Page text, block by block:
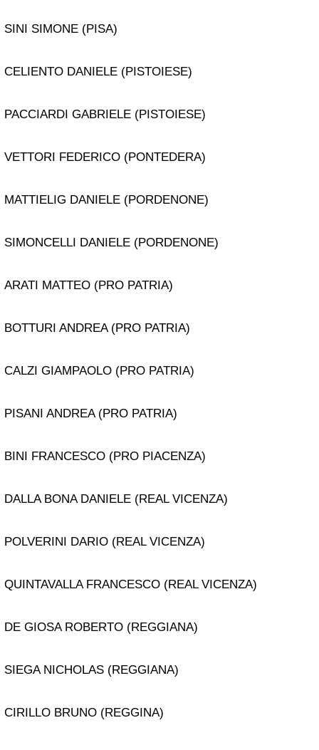
SINI SIMONE (PISA)
CELIENTO DANIELE (PISTOIESE)
PACCIARDI GABRIELE (PISTOIESE)
VETTORI FEDERICO (PONTEDERA)
MATTIELIG DANIELE (PORDENONE)
SIMONCELLI DANIELE (PORDENONE)
ARATI MATTEO (PRO PATRIA)
BOTTURI ANDREA (PRO PATRIA)
CALZI GIAMPAOLO (PRO PATRIA)
PISANI ANDREA (PRO PATRIA)
BINI FRANCESCO (PRO PIACENZA)
DALLA BONA DANIELE (REAL VICENZA)
POLVERINI DARIO (REAL VICENZA)
QUINTAVALLA FRANCESCO (REAL VICENZA)
DE GIOSA ROBERTO (REGGIANA)
SIEGA NICHOLAS (REGGIANA)
CIRILLO BRUNO (REGGINA)